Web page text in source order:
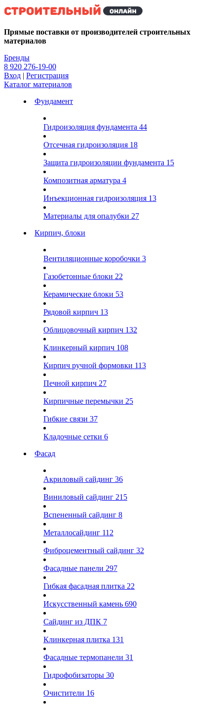
Kg
Прямые поставки от производителей строительных
материалов
Бренды
8 920 276-19-00
Вход | Регистрация
Каталог материалов
Фундамент
Гидроизоляция фундамента 44
Отсечная гидроизоляция 18
Защита гидроизоляции фундамента 15
Композитная арматура 4
Инъекционная гидроизоляция 13
Материалы для опалубки 27
Кирпич, блоки
Вентиляционные коробочки 3
Газобетонные блоки 22
Керамические блоки 53
Рядовой кирпич 13
Облицовочный кирпич 132
Клинкерный кирпич 108
Кирпич ручной формовки 113
Печной кирпич 27
Кирпичные перемычки 25
Гибкие связи 37
Кладочные сетки 6
Фасад
Акриловый сайдинг 36
Виниловый сайдинг 215
Вспененный сайдинг 8
Металлосайдинг 112
Фиброцементный сайдинг 32
Фасадные панели 297
Гибкая фасадная плитка 22
Искусственный камень 690
Сайдинг из ДПК 7
Клинкерная плитка 131
Фасадные термопанели 31
Гидрофобизаторы 30
Очистители 16